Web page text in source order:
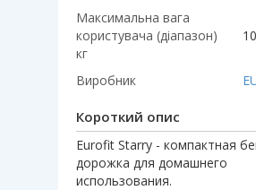
Максимальна вага
користувача (діапазон)
кг
Виробник
Короткий опис
Eurofit Starry - компактная
дорожка для домашнего
использования.